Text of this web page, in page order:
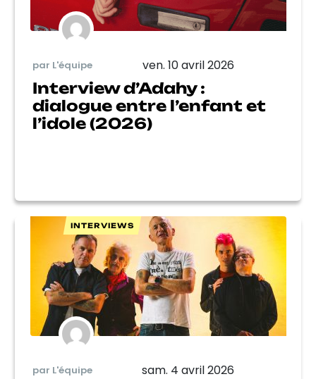
par L'équipe ven. 10 avril 2026
Interview d’Adahy :
dialogue entre l’enfant et
l’idole (2026)
INTERVIEWS
par L'équipe sam. 4 avril 2026